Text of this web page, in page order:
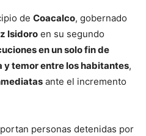
de Coacalco, gobernado
Isidoro en su segundo
en un solo fin de
y temor entre los habitantes,
ante el incremento
personas detenidas por